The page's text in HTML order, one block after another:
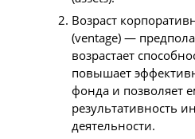
Возраст
(ventage) —
возрастает
повышает
фонда и позволяет
результативность
деятельности.